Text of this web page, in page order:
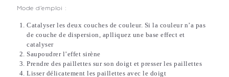
Mode d’emploi :
Catalyser les deux couches de couleur. Si la couleur n’a pas
de couche de dispersion, aplliquez une base effect et
catalyser
Saupoudrer l’effet sirène
Prendre des paillettes sur son doigt et presser les paillettes
Lisser délicatement les paillettes avec le doigt